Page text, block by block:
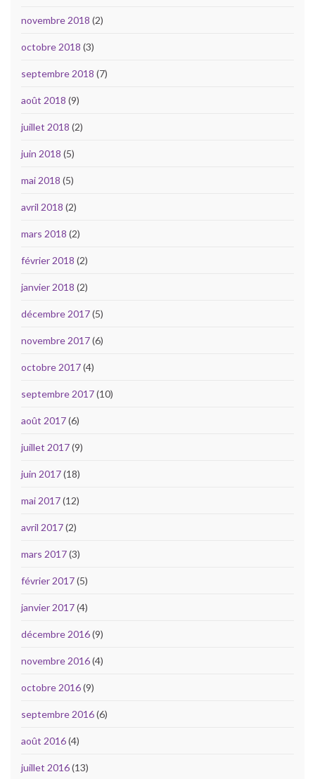
novembre 2018 (2)
octobre 2018 (3)
septembre 2018 (7)
août 2018 (9)
juillet 2018 (2)
juin 2018 (5)
mai 2018 (5)
avril 2018 (2)
mars 2018 (2)
février 2018 (2)
janvier 2018 (2)
décembre 2017(5)
novembre 2017(6)
octobre 2017(4)
septembre 2017(10)
août 2017(6)
juillet 2017(9)
juin 2017(18)
mai 2017(12)
avril 2017(2)
mars 2017(3)
février 2017(5)
janvier 2017(4)
décembre 2016(9)
novembre 2016(4)
octobre 2016(9)
septembre 2016(6)
août 2016(4)
juillet 2016(13)